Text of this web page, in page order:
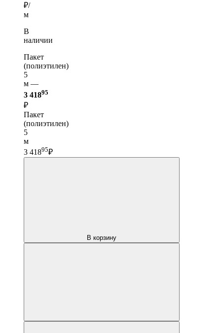
₽/
м
В
наличии
Пакет
(полиэтилен)
5
м —
3 41895
₽
Пакет
(полиэтилен)
5
м
3 41895₽
В корзину